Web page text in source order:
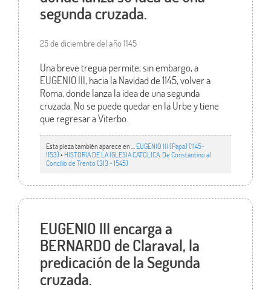
segunda cruzada.
25 de diciembre del año 1145
Una breve tregua permite, sin embargo, a
EUGENIO III, hacia la Navidad de 1145, volver a
Roma, donde lanza la idea de una segunda
cruzada. No se puede quedar en la Urbe y tiene
que regresar a Viterbo.
Esta pieza también aparece en ... EUGENIO III (Papa) (1145-
1153)• HISTORIA DE LA IGLESIA CATÓLICA. De Constantino al
Concilio de Trento (313 - 1545)
EUGENIO III encarga a
BERNARDO de Claraval, la
predicación de la Segunda
cruzada.